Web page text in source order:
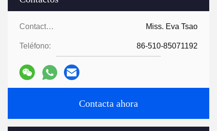
Contactos: Miss. Eva Tsao
Teléfono: 86-510-85071192
Contacta ahora